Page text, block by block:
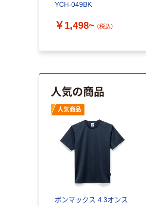
YCH-049BK
￥1,498~ （税込）
人気の商品
人気商品
ボンマックス 4.3オンス